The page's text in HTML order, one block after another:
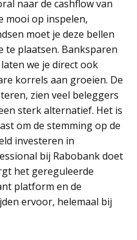
naar de cashflow van
mooi op inspelen,
moet je deze bellen
te plaatsen. Banksparen
we je direct ook
korrels aan groeien. De
zien veel beleggers
sterk alternatief. Het is
om de stemming op de
investeren in
bij Rabobank doet
het gereguleerde
platform en de
ervoor, helemaal bij